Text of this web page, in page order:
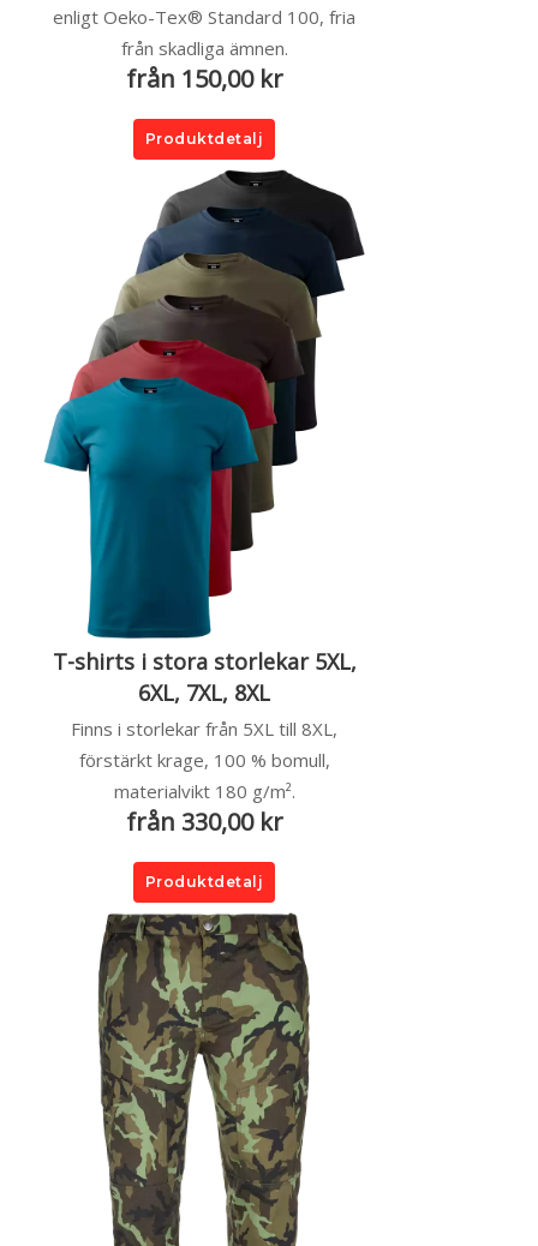
enligt Oeko-Tex® Standard 100, fria
från skadliga ämnen.
från 150,00 kr
Produktdetalj
T-shirts i stora storlekar 5XL,
6XL, 7XL, 8XL
Finns i storlekar från 5XL till 8XL,
förstärkt krage, 100 % bomull,
materialvikt 180 g/m².
från 330,00 kr
Produktdetalj